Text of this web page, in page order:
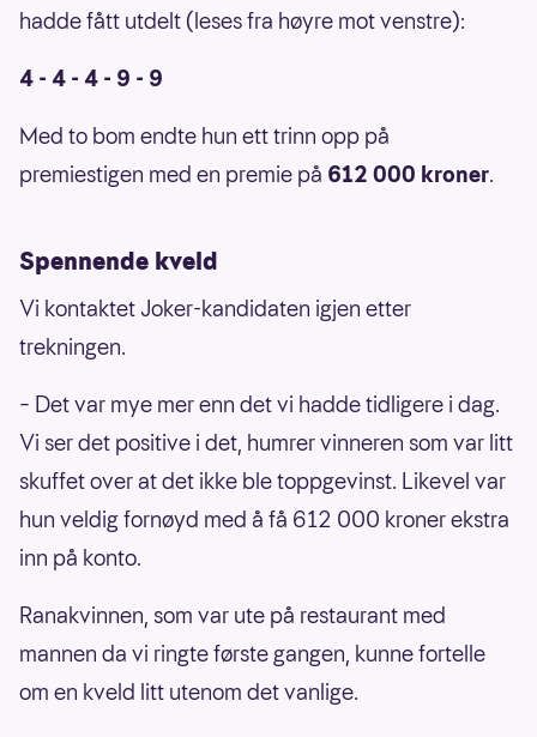
hadde fått utdelt (leses fra høyre mot venstre):
4 - 4 - 4 - 9 - 9
Med to bom endte hun ett trinn opp på
premiestigen med en premie på 612 000 kroner.
Spennende kveld
Vi kontaktet Joker-kandidaten igjen etter
trekningen.
– Det var mye mer enn det vi hadde tidligere i dag.
Vi ser det positive i det, humrer vinneren som var litt
skuffet over at det ikke ble toppgevinst. Likevel var
hun veldig fornøyd med å få 612 000 kroner ekstra
inn på konto.
Ranakvinnen, som var ute på restaurant med
mannen da vi ringte første gangen, kunne fortelle
om en kveld litt utenom det vanlige.